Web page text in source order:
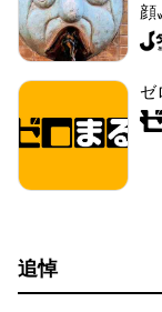
顔
ゼ
追悼